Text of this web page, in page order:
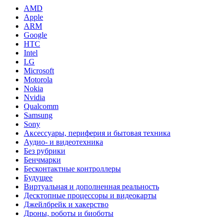
AMD
Apple
ARM
Google
HTC
Intel
LG
Microsoft
Motorola
Nokia
Nvidia
Qualcomm
Samsung
Sony
Аксессуары, периферия и бытовая техника
Аудио- и видеотехника
Без рубрики
Бенчмарки
Бесконтактные контроллеры
Будущее
Виртуальная и дополненная реальность
Десктопные процессоры и видеокарты
Джейлбрейк и хакерство
Дроны, роботы и биоботы